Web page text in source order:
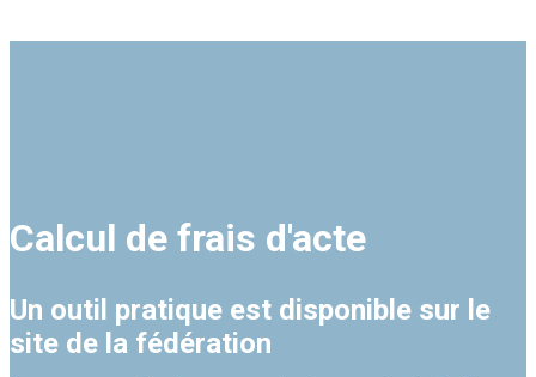
Calcul de frais d'acte
Un outil pratique est disponible sur le
site de la fédération